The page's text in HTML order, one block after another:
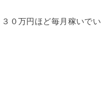
０万円ほど毎月稼いでい